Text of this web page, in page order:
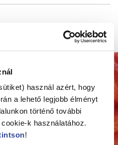
használ azért, hogy
a lehető legjobb élményt
történő további
k használatához.
!